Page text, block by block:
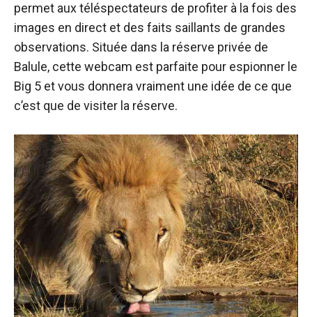
permet aux téléspectateurs de profiter à la fois des
images en direct et des faits saillants de grandes
observations. Située dans la réserve privée de
Balule, cette webcam est parfaite pour espionner le
Big 5 et vous donnera vraiment une idée de ce que
c’est que de visiter la réserve.